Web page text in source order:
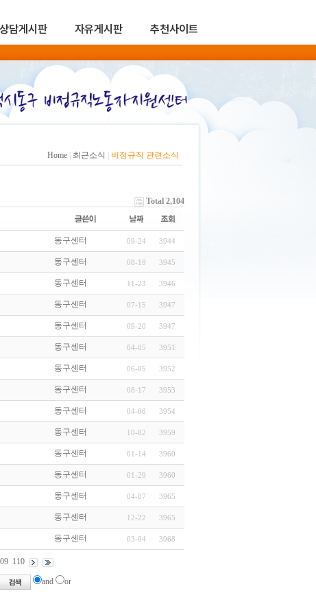
상담게시판 자유게시판 추천사이트
Home 최근소식 비정규직 관련소식
Total 2,104
동구센터 09-24 3944
동구센터 08-19 3945
동구센터 11-23 3946
동구센터 07-15 3947
동구센터 09-20 3947
동구센터 04-05 3951
동구센터 06-05 3952
동구센터 08-17 3953
동구센터 04-08 3954
동구센터 10-02 3959
동구센터 01-14 3960
동구센터 01-29 3960
동구센터 04-07 3965
동구센터 12-22 3965
동구센터 03-04 3968
110
and or